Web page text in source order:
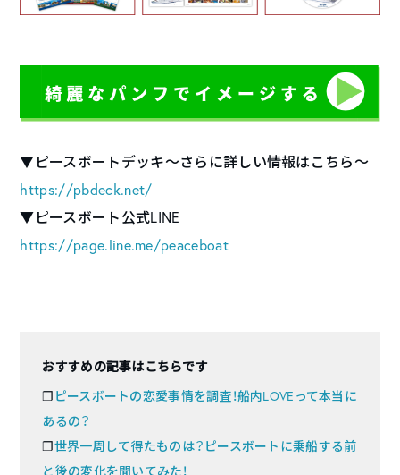
▼ピースボートデッキ～さらに詳しい情報はこちら～
https://pbdeck.net/
▼ピースボート公式LINE
https://page.line.me/peaceboat
おすすめの記事はこちらです
❐ ピースボートの恋愛事情を調査！船内LOVEって本当に
あるの？
❐世界一周して得たものは？ピースボートに乗船する前
と後の変化を聞いてみた！